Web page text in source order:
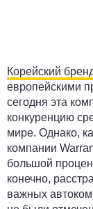
Корейский
европейскими
сегодня эта
конкуренцию
мире. Однако,
компании
большой
конечно,
важных